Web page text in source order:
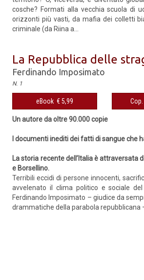
cosche? Formati alla vecchia scuola di
orizzonti più vasti, da mafia dei colletti
criminale (da Riina a...
La Repubblica delle
Ferdinando Imposimato
N. 1
eBook € 5,99
Un autore da oltre 90.000 copie
I documenti inediti dei fatti di sangue che
La storia recente dell’Italia è attraversata
e Borsellino.
Terribili eccidi di persone innocenti,
avvelenato il clima politico e sociale
Ferdinando Imposimato – giudice da
drammatiche della parabola repubblicana